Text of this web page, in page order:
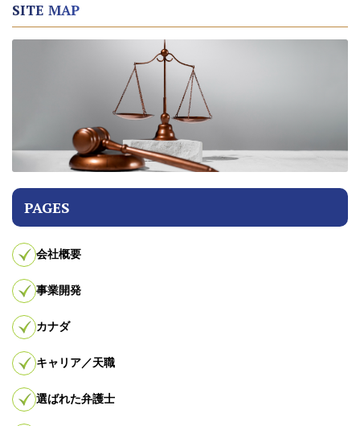
SITE MAP
PAGES
会社概要
事業開発
カナダ
キャリア／天職
選ばれた弁護士